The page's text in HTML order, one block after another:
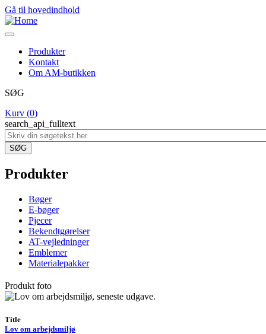
Gå til hovedindhold
Produkter
Kontakt
Om AM-butikken
SØG
Kurv (0)
search_api_fulltext
Produkter
Bøger
E-bøger
Pjecer
Bekendtgørelser
AT-vejledninger
Emblemer
Materialepakker
Produkt foto
Title
Lov om arbejdsmiljø